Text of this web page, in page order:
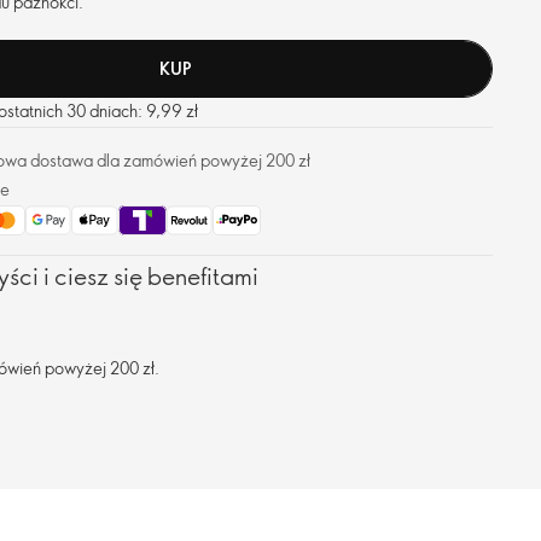
KUP
30 dniach: 9,99 zł
dostawa dla zamówień powyżej 200 zł
i ciesz się benefitami
powyżej 200 zł.